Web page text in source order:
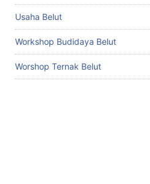
Usaha Belut
Workshop Budidaya Belut
Worshop Ternak Belut